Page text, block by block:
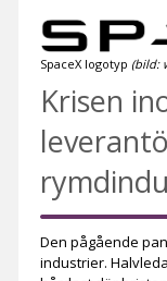
SpaceX logotyp (bild:
Krisen
Den pågående
industrier.